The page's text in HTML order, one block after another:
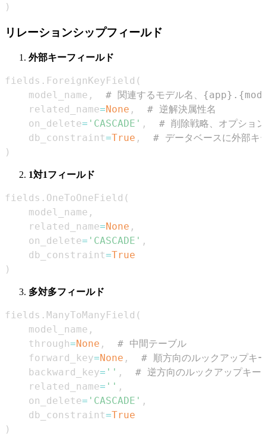
)
リレーションシップフィールド
外部キーフィールド
fields . ForeignKeyField (
    model_name
,
# 関連するモデル名、
    related_name
=None ,
# 逆解決属性名
    on_delete
= 'CASCADE' ,
# 削除戦略、オプション
    db_constraint
=True ,
# データベースに外部キ
)
1対1フィールド
fields . OneToOneField (
    model_name
,
    related_name
=None ,
    on_delete
= 'CASCADE' ,
    db_constraint
=True
)
多対多フィールド
fields . ManyToManyField (
    model_name
,
    through
=None ,
# 中間テーブル
    forward_key
=None ,
# 順方向のルックアップキ
    backward_key
= '' ,
# 逆方向のルックアップキー
    related_name
= '' ,
    on_delete
= 'CASCADE' ,
    db_constraint
=True
)